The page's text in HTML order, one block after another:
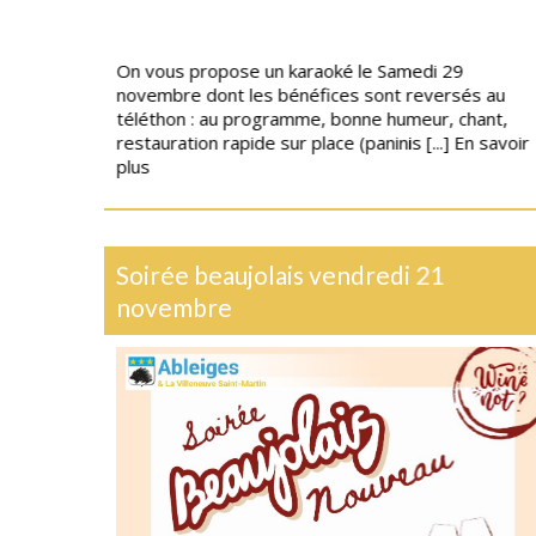
On vous propose un karaoké le Samedi 29
novembre dont les bénéfices sont reversés au
téléthon : au programme, bonne humeur, chant,
restauration rapide sur place (paninis [...] En savoir
plus
Soirée beaujolais vendredi 21
novembre